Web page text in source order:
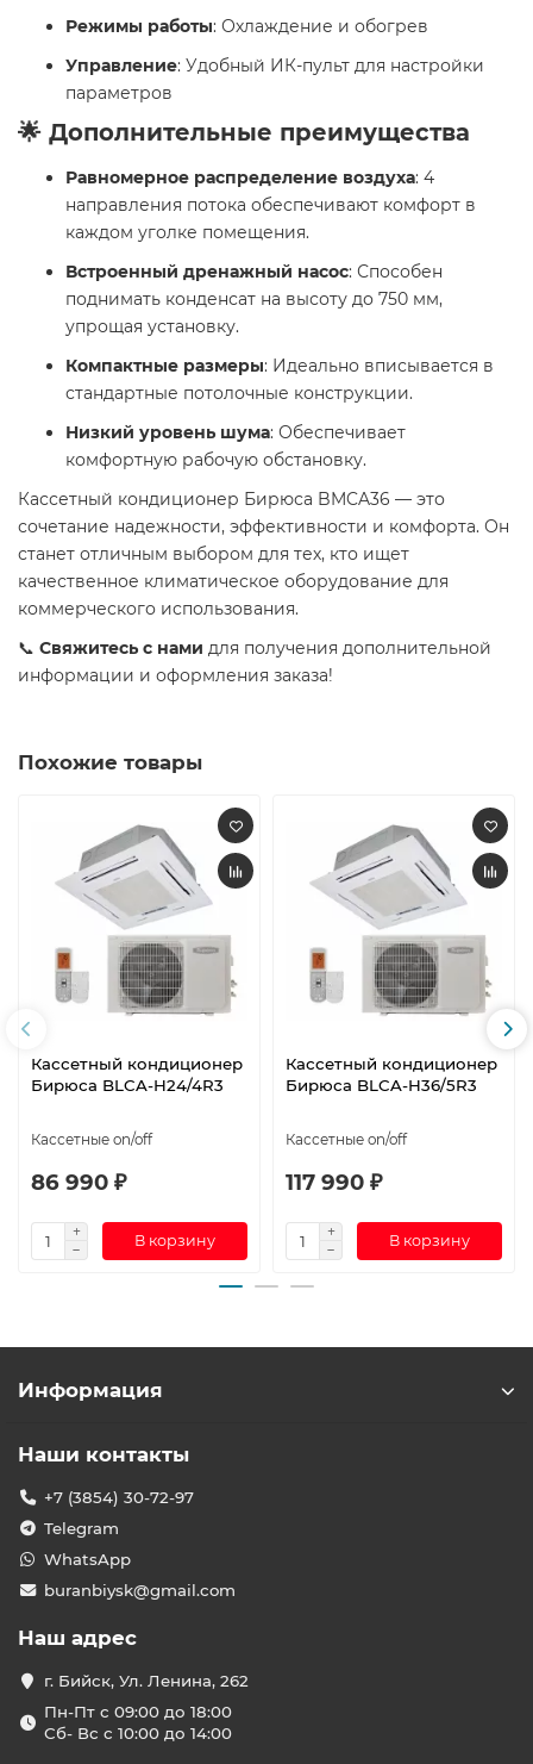
Режимы работы: Охлаждение и обогрев
Управление: Удобный ИК-пульт для настройки
параметров
🌟 Дополнительные преимущества
Равномерное распределение воздуха: 4
направления потока обеспечивают комфорт в
каждом уголке помещения.
Встроенный дренажный насос: Способен
поднимать конденсат на высоту до 750 мм,
упрощая установку.
Компактные размеры: Идеально вписывается в
стандартные потолочные конструкции.
Низкий уровень шума: Обеспечивает
комфортную рабочую обстановку.
Кассетный кондиционер Бирюса BMCA36 — это
сочетание надежности, эффективности и комфорта. Он
станет отличным выбором для тех, кто ищет
качественное климатическое оборудование для
коммерческого использования.
📞 Свяжитесь с нами для получения дополнительной
информации и оформления заказа!
Похожие товары
Кассетный кондиционер
Бирюса BLCA-H24/4R3
Кассетные on/off
86 990 ₽
В корзину
Кассетный кондиционер
Бирюса BLCA-H36/5R3
Кассетные on/off
117 990 ₽
В корзину
Информация
Наши контакты
+7 (3854) 30-72-97
Telegram
WhatsApp
buranbiysk@gmail.com
Наш адрес
г. Бийск, Ул. Ленина, 262
Пн-Пт с 09:00 до 18:00
Сб- Вс с 10:00 до 14:00